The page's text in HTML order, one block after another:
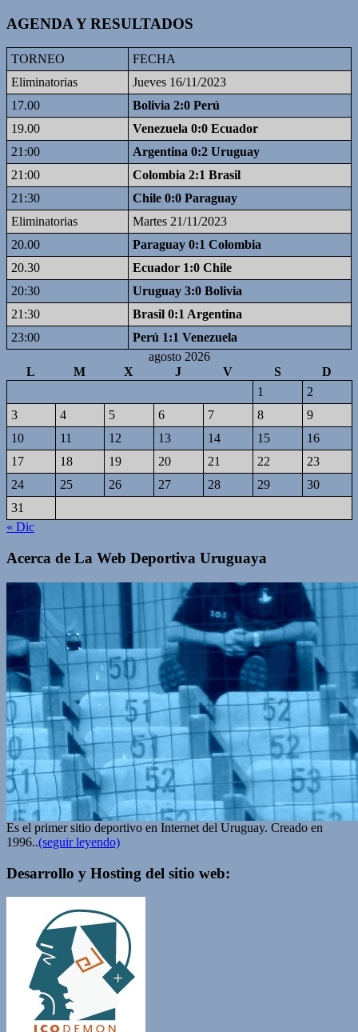
AGENDA Y RESULTADOS
TORNEO
FECHA
Eliminatorias
Jueves 16/11/2023
17.00
Bolivia 2:0 Perú
19.00
Venezuela 0:0 Ecuador
21:00
Argentina 0:2 Uruguay
21:00
Colombia 2:1 Brasil
21:30
Chile 0:0 Paraguay
Eliminatorias
Martes 21/11/2023
20.00
Paraguay 0:1 Colombia
20.30
Ecuador 1:0 Chile
20:30
Uruguay 3:0 Bolivia
21:30
Brasil 0:1 Argentina
23:00
Perú 1:1 Venezuela
agosto 2026
L
M X J V S
D
1
2
3
4 5 6 7 8
9
10
11 12 13 14 15
16
17
18 19 20 21 22
23
24
25 26 27 28 29
30
31
« Dic
Acerca de La Web Deportiva Uruguaya
Es el primer sitio deportivo en Internet del Uruguay. Creado en
1996..(seguir leyendo)
Desarrollo y Hosting del sitio web: